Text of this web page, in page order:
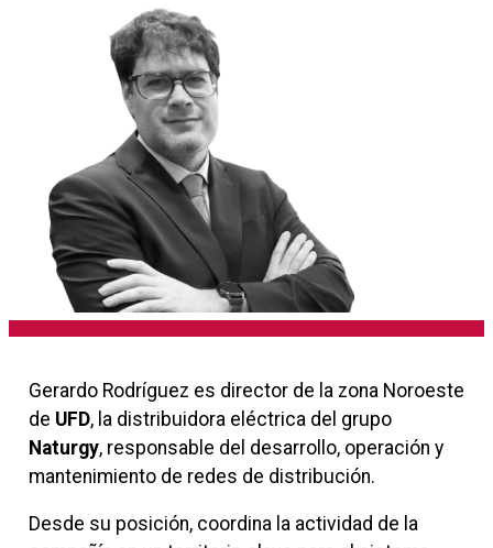
Gerardo Rodríguez es director de la zona Noroeste
de UFD, la distribuidora eléctrica del grupo
Naturgy, responsable del desarrollo, operación y
mantenimiento de redes de distribución.
Desde su posición, coordina la actividad de la